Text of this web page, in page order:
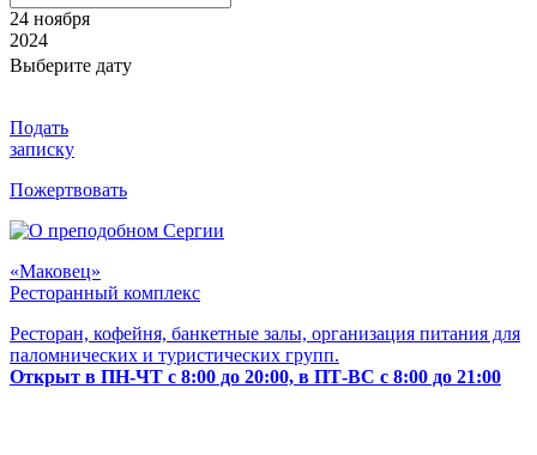
24 ноября
2024
Выберите дату
Подать
записку
Пожертвовать
«Маковец»
Ресторанный комплекс
Ресторан, кофейня, банкетные залы, организация питания для
паломнических и туристических групп.
Открыт в ПН-ЧТ с 8:00 до 20:00, в ПТ-ВС с 8:00 до 21:00